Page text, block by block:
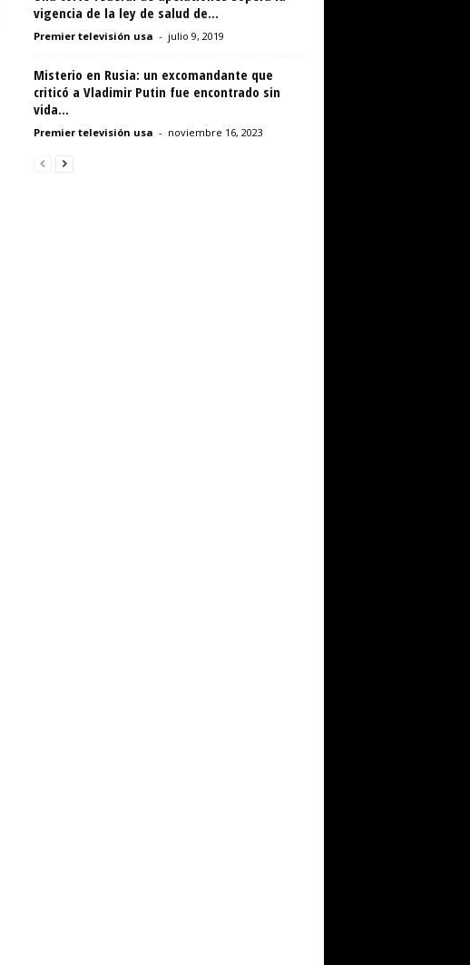
vigencia de la ley de salud de...
Premier televisión usa - julio 9, 2019
Misterio en Rusia: un excomandante que
criticó a Vladimir Putin fue encontrado sin
vida...
Premier televisión usa - noviembre 16, 2023